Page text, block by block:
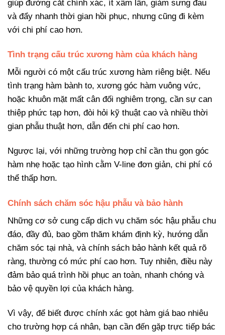
giúp đường cắt chính xác, ít xâm lấn, giảm sưng đau
và đẩy nhanh thời gian hồi phục, nhưng cũng đi kèm
với chi phí cao hơn.
Tình trạng cấu trúc xương hàm của khách hàng
Mỗi người có một cấu trúc xương hàm riêng biệt. Nếu
tình trạng hàm bành to, xương góc hàm vuông vức,
hoặc khuôn mặt mất cân đối nghiêm trọng, cần sự can
thiệp phức tạp hơn, đòi hỏi kỹ thuật cao và nhiều thời
gian phẫu thuật hơn, dẫn đến chi phí cao hơn.
Ngược lại, với những trường hợp chỉ cần thu gọn góc
hàm nhẹ hoặc tạo hình cằm V-line đơn giản, chi phí có
thể thấp hơn.
Chính sách chăm sóc hậu phẫu và bảo hành
Những cơ sở cung cấp dịch vụ chăm sóc hậu phẫu chu
đáo, đầy đủ, bao gồm thăm khám định kỳ, hướng dẫn
chăm sóc tại nhà, và chính sách bảo hành kết quả rõ
ràng, thường có mức phí cao hơn. Tuy nhiên, điều này
đảm bảo quá trình hồi phục an toàn, nhanh chóng và
bảo vệ quyền lợi của khách hàng.
Vì vậy, để biết được chính xác gọt hàm giá bao nhiêu
cho trường hợp cá nhân, bạn cần đến gặp trực tiếp bác